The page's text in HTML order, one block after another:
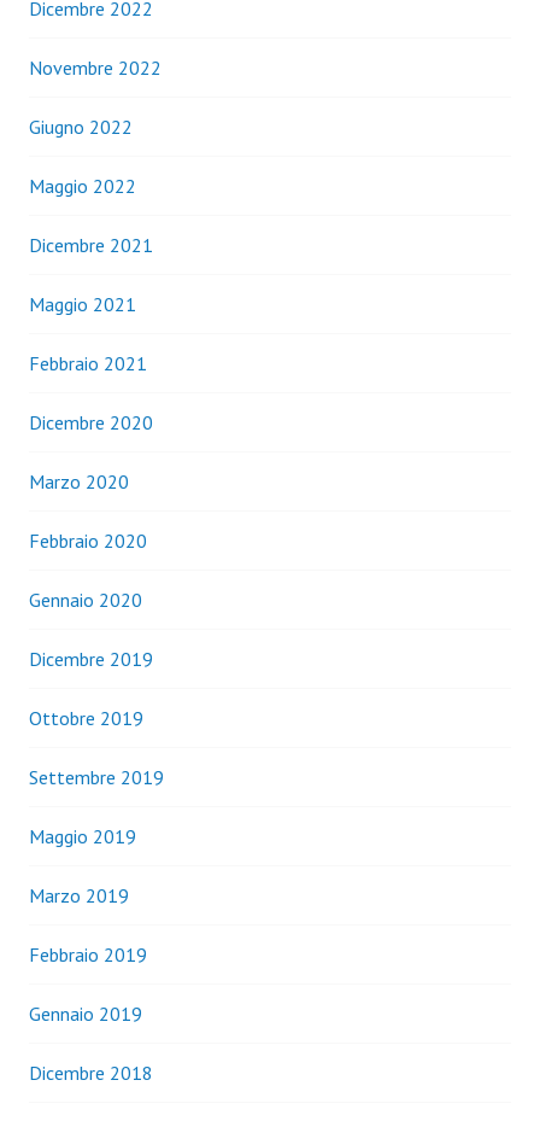
Dicembre 2022
Novembre 2022
Giugno 2022
Maggio 2022
Dicembre 2021
Maggio 2021
Febbraio 2021
Dicembre 2020
Marzo 2020
Febbraio 2020
Gennaio 2020
Dicembre 2019
Ottobre 2019
Settembre 2019
Maggio 2019
Marzo 2019
Febbraio 2019
Gennaio 2019
Dicembre 2018